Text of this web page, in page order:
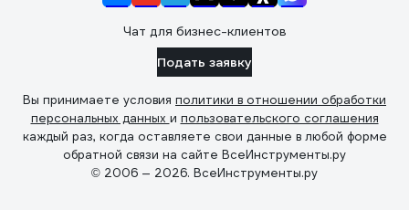
Чат для бизнес-клиентов
Подать заявку
Вы принимаете условия политики в отношении обработки
персональных данных и пользовательского соглашения
каждый раз, когда оставляете свои данные в любой форме
обратной связи на сайте ВсеИнструменты.ру
© 2006 — 2026. ВсеИнструменты.ру